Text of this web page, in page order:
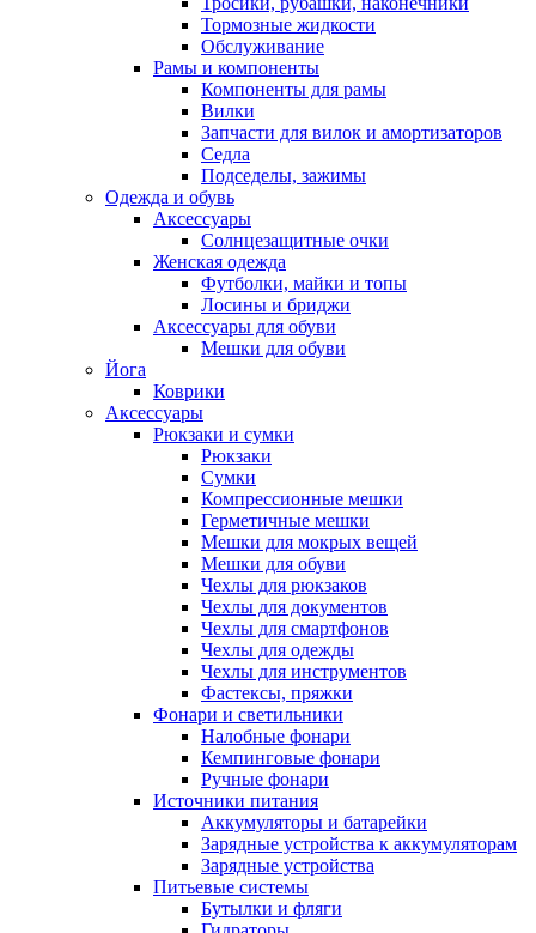
Тормозные жидкости
Обслуживание
Рамы и компоненты
Компоненты для рамы
Вилки
Запчасти для вилок и амортизаторов
Седла
Подседелы, зажимы
Одежда и обувь
Аксессуары
Солнцезащитные очки
Женская одежда
Футболки, майки и топы
Лосины и бриджи
Аксессуары для обуви
Мешки для обуви
Йога
Коврики
Аксессуары
Рюкзаки и сумки
Рюкзаки
Сумки
Компрессионные мешки
Герметичные мешки
Мешки для мокрых вещей
Мешки для обуви
Чехлы для рюкзаков
Чехлы для документов
Чехлы для смартфонов
Чехлы для одежды
Чехлы для инструментов
Фастексы, пряжки
Фонари и светильники
Налобные фонари
Кемпинговые фонари
Ручные фонари
Источники питания
Аккумуляторы и батарейки
Зарядные устройства к аккумуляторам
Зарядные устройства
Питьевые системы
Бутылки и фляги